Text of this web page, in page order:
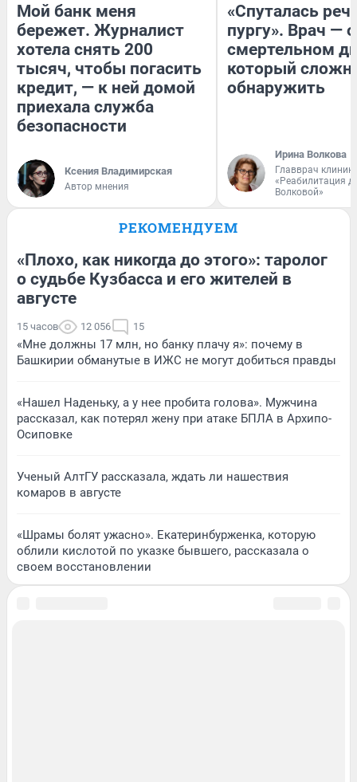
Мой банк меня
бережет. Журналист
хотела снять 200
тысяч, чтобы погасить
кредит, — к ней домой
приехала служба
безопасности
Ксения Владимирская
Автор мнения
«Спуталась
пургу». Врач — о
смертельном
который
обнаружить
Ирина Волкова
Главврач
«Реабилитация
Волковой»
РЕКОМЕНДУЕМ
«Плохо, как никогда до этого»: таролог
о судьбе Кузбасса и его жителей в
августе
15 часов 12 056 15
«Мне должны 17 млн, но банку плачу я»: почему в
Башкирии обманутые в ИЖС не могут добиться правды
«Нашел Наденьку, а у нее пробита голова». Мужчина
рассказал, как потерял жену при атаке БПЛА в Архипо-
Осиповке
Ученый АлтГУ рассказала, ждать ли нашествия
комаров в августе
«Шрамы болят ужасно». Екатеринбурженка, которую
облили кислотой по указке бывшего, рассказала о
своем восстановлении